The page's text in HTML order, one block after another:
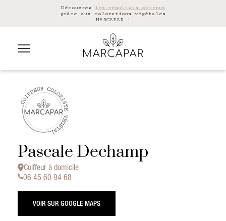
Découvrez les résultats obtenus
grâce aux colorations végétales
MARCAPAR !
Pascale Dechamp
Coiffeur à domicile
06 45 60 94 68
VOIR SUR GOOGLE MAPS